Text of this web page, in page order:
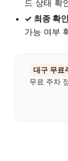
드 상태 확
✓ 최종 확
가능 여부
대구 무료
무료 주차